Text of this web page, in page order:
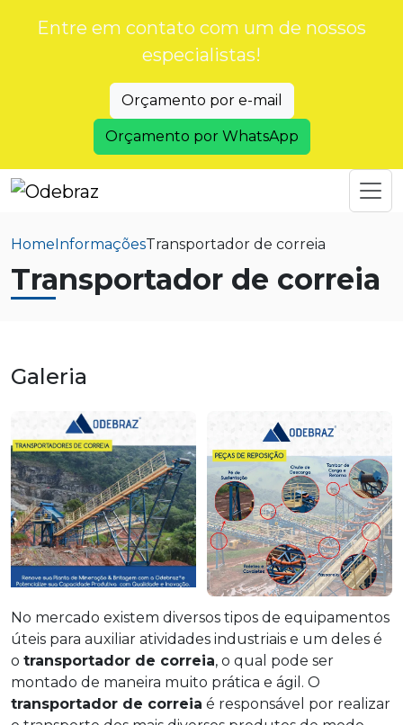
Entre em contato com um de nossos
especialistas!
Orçamento por e-mail
Orçamento por WhatsApp
HomeInformaçõesTransportador de correia
Transportador de correia
Galeria
No mercado existem diversos tipos de equipamentos
úteis para auxiliar atividades industriais e um deles é
o transportador de correia, o qual pode ser
montado de maneira muito prática e ágil. O
transportador de correia é responsável por realizar